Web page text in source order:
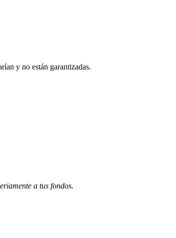
y no están garantizadas.
a tus fondos.